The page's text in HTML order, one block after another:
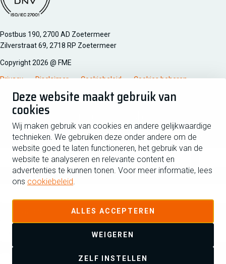
Deze website maakt gebruik van
cookies
Wij maken gebruik van cookies en andere gelijkwaardige
technieken. We gebruiken deze onder andere om de
website goed te laten functioneren, het gebruik van de
website te analyseren en relevante content en
advertenties te kunnen tonen. Voor meer informatie, lees
ons cookiebeleid.
ALLES ACCEPTEREN
WEIGEREN
ZELF INSTELLEN
Managementsyteem certificatie DNV iso/iec 27001
Postbus 190, 2700 AD Zoetermeer
Zilverstraat 69, 2718 RP Zoetermeer
Copyright 2026 @ FME
Privacy Disclaimer Cookiebeleid Cookies beheren
Schrijf je in voor de nieuwsbrief
Voornaam
Achternaam
Ja ik schrijf me in voor de nieuwsbrief en ga akkoord met de